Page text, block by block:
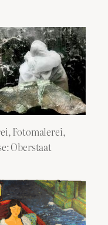
Fotomalerei,
Oberstaat